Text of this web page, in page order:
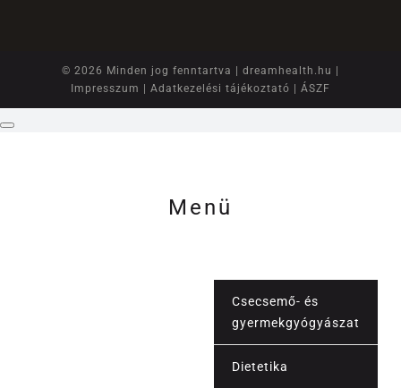
© 2026 Minden jog fenntartva | dreamhealth.hu
Impresszum
Adatkezelési tájékoztató ÁSZF
Menü
Csecsemő- és
gyermekgyógyászat
Dietetika